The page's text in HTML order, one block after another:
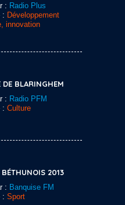
: Radio Plus
: Développement
innovation
DE BLARINGHEM
: Radio PFM
: Culture
BÉTHUNOIS 2013
: Banquise FM
: Sport